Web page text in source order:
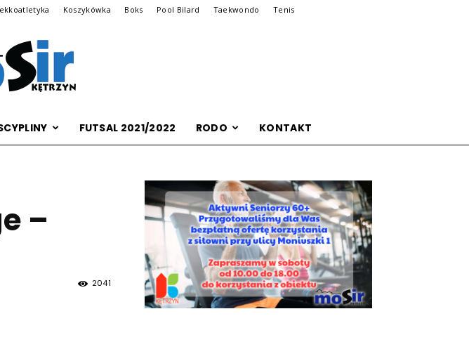
Koszykówka Boks Pool Bilard Taekwondo Tenis
FUTSAL 2021/2022 RODO KONTAKT
–
2041